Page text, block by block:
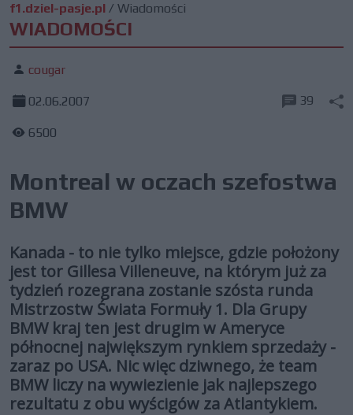
f1.dziel-pasje.pl / Wiadomości
WIADOMOŚCI
cougar
02.06.2007
6500
39
Montreal w oczach szefostwa
BMW
Kanada - to nie tylko miejsce, gdzie położony
jest tor Gillesa Villeneuve, na którym już za
tydzień rozegrana zostanie szósta runda
Mistrzostw Świata Formuły 1. Dla Grupy
BMW kraj ten jest drugim w Ameryce
północnej największym rynkiem sprzedaży -
zaraz po USA. Nic więc dziwnego, że team
BMW liczy na wywiezienie jak najlepszego
rezultatu z obu wyścigów za Atlantykiem.